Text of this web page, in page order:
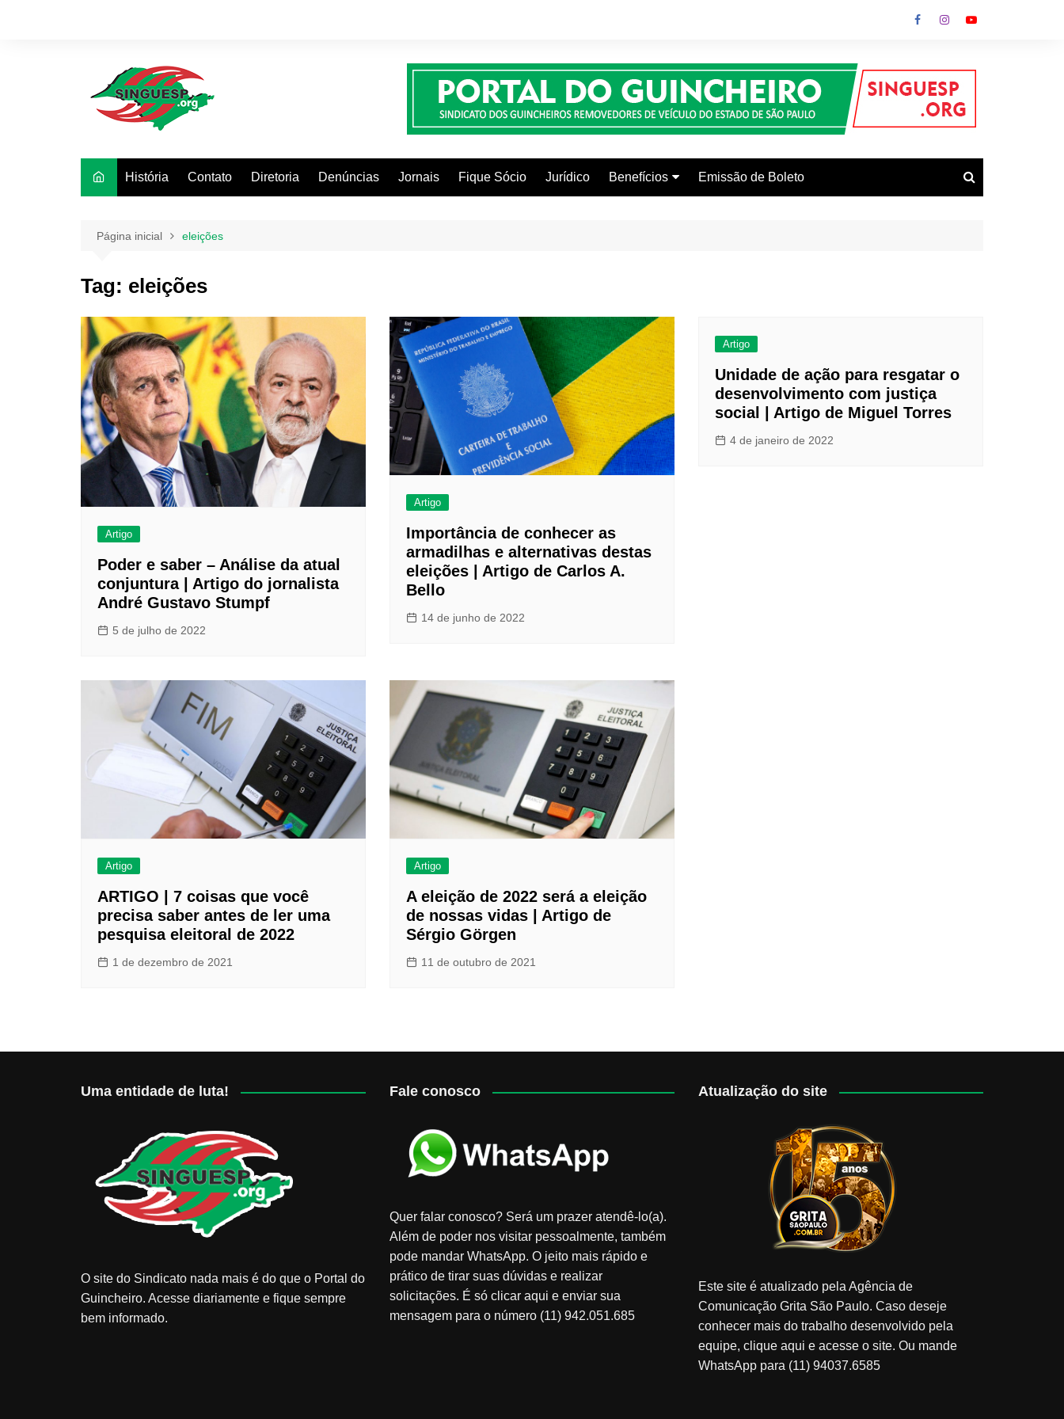
História Contato Diretoria Denúncias Jornais Fique Sócio Jurídico Benefícios
Colônia de Férias
Curso de Inglês
Clube Caxinguí
Guia de Benefícios
Psicólogo
Turismo e Hospedagem
Óticas
Emissão de Boleto
Página inicial eleições
Tag: eleições
Artigo
Poder e saber – Análise da atual
conjuntura | Artigo do jornalista
André Gustavo Stumpf
5 de julho de 2022
Artigo
Importância de conhecer as
armadilhas e alternativas destas
eleições | Artigo de Carlos A.
Bello
14 de junho de 2022
Artigo
Unidade de ação para resgatar o
desenvolvimento com justiça
social | Artigo de Miguel Torres
4 de janeiro de 2022
Artigo
ARTIGO | 7 coisas que você
precisa saber antes de ler uma
pesquisa eleitoral de 2022
1 de dezembro de 2021
Artigo
A eleição de 2022 será a eleição
de nossas vidas | Artigo de
Sérgio Görgen
11 de outubro de 2021
Uma entidade de luta!
O site do Sindicato nada mais é do que o Portal do
Guincheiro. Acesse diariamente e fique sempre
bem informado.
Fale conosco
Quer falar conosco? Será um prazer atendê-lo(a).
Além de poder nos visitar pessoalmente, também
pode mandar WhatsApp. O jeito mais rápido e
prático de tirar suas dúvidas e realizar
solicitações. É só clicar aqui e enviar sua
mensagem para o número (11) 942.051.685
Atualização do site
Este site é atualizado pela Agência de
Comunicação Grita São Paulo. Caso deseje
conhecer mais do trabalho desenvolvido pela
equipe, clique aqui e acesse o site. Ou mande
WhatsApp para (11) 94037.6585